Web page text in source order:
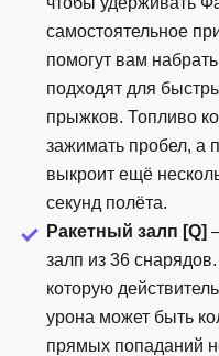
самостоятельное
помогут вам
подходят для
прыжков. Топливо
зажимать пробел, а
выкроит ещё
секунд полёта.
Ракетный залп [Q]
залп из 36
которую
урона может быть
прямых попаданий